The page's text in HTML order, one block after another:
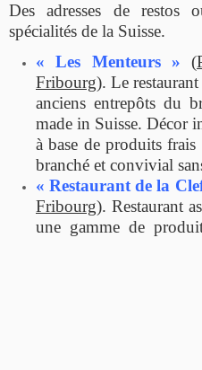
Des adresses de restos
spécialités de la Suisse.
« Les Menteurs » (
Fribourg). Le
anciens entrepôts du
made in Suisse. Décor
à base de produits
branché et convivial
« Restaurant de la
Fribourg). Restaurant
une gamme de